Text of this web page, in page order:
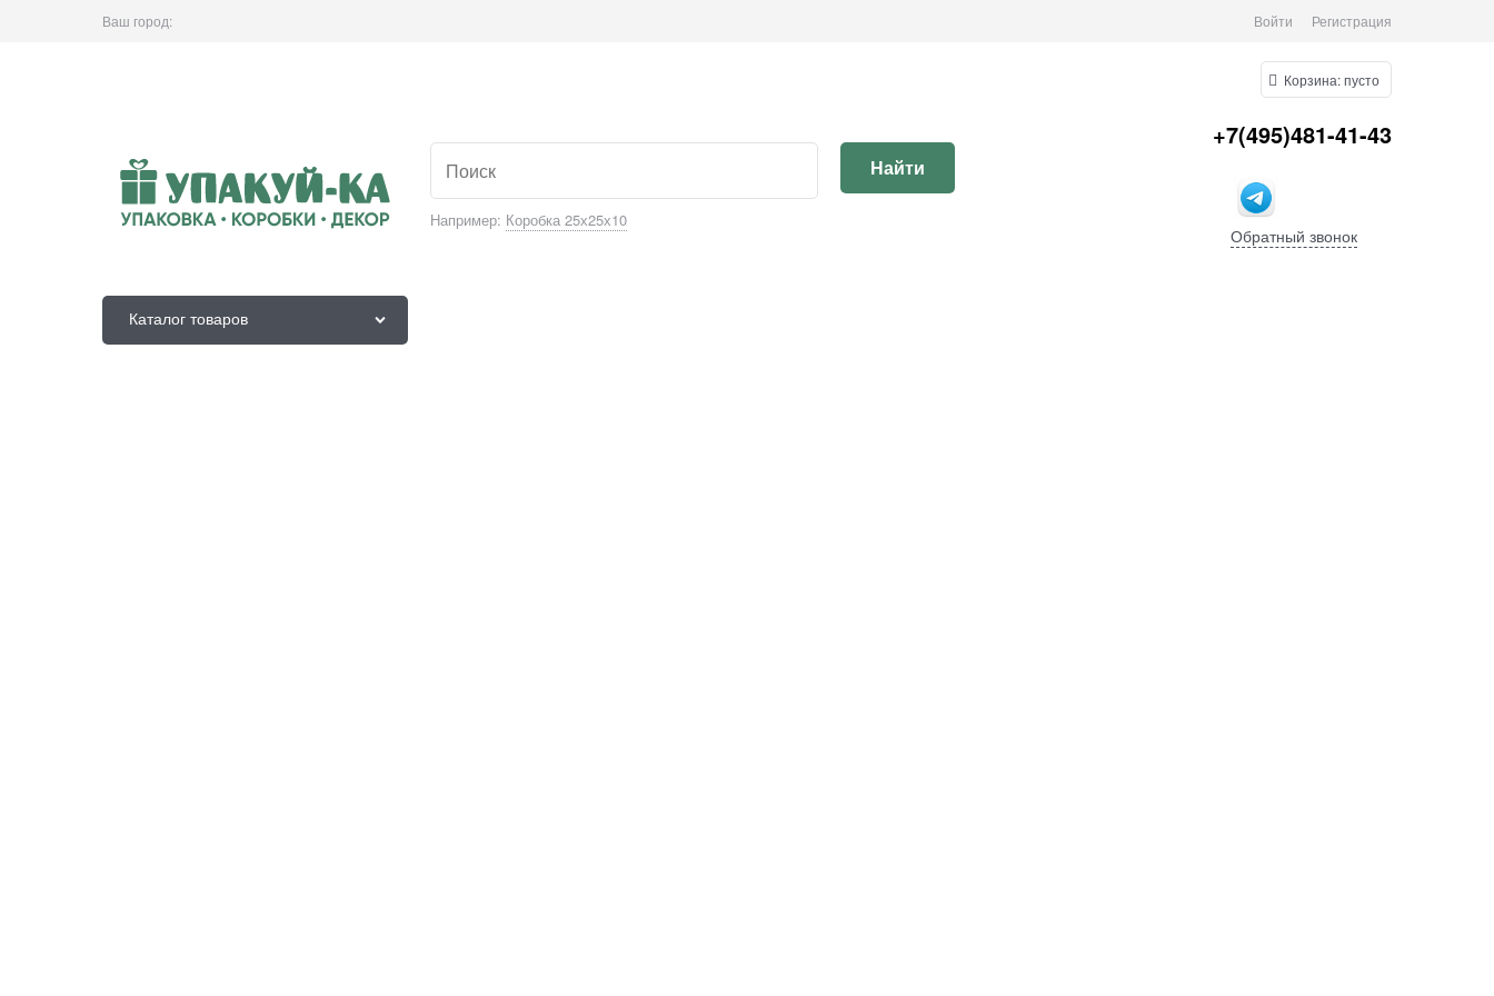
Ваш город: Войти Регистрация
Например: Коробка 25х25х10
Найти
Корзина:пусто
+7(495)481-41-43
Обратный звонок
Каталог товаров